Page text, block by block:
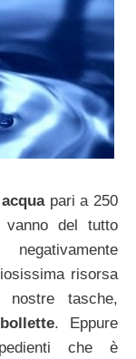
pari a 250
del tutto
risorsa
tasche,
bollette. Eppure
che è